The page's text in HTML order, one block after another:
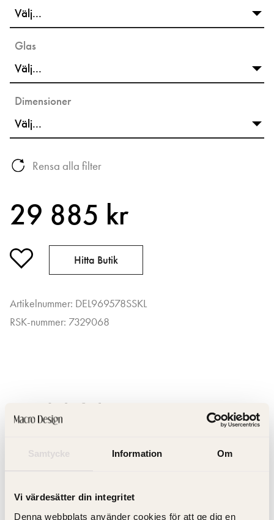
Samtycke Information Om
Vi värdesätter din integritet
Denna webbplats använder cookies för att ge dig en
Glas
Dimensioner
Rensa alla filter
29 885 kr
Hitta Butik
Artikelnummer: DEL969578SSKL
RSK-nummer: 7329068
Produktfakta